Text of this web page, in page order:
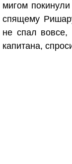
мигом
спящему
не спал вовсе,
капитана,